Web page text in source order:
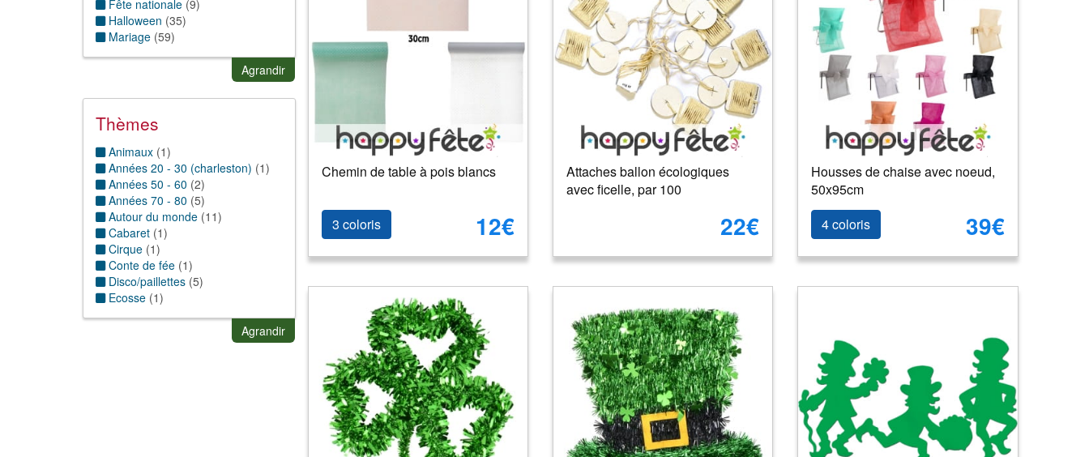
Fête nationale (9)
Halloween (35)
Mariage (59)
Naissance(47)
Nouvel an chinois(8)
Pâques (44
Saint valentin
Agrandir
Thèmes
Animaux (1)
Années 20 - 30 (charleston) (1)
Années 50 - 60 (2)
Années 70 - 80 (5)
Autour du monde (11)
Cabaret (1)
Cirque (1)
Conte de fée (1)
Disco/paillettes (5)
Ecosse (1)
Exotique/Hawai/antilles(2)
Agrandir
Chemin de table à pois blancs
3 coloris 12€
Attaches ballon écologiques
avec ficelle, par 100
22€
Housses de chaise avec noeud,
50x95cm
4 coloris
39€